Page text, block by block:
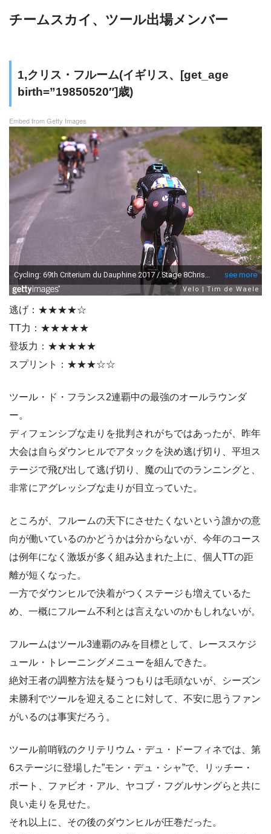
チームスカイ、ツール出場メンバー
1,クリス・フルーム(イギリス、[get_age
birth=”19850520″]歳)
Embed from Getty Images
逃げ：★★★★☆
TT力：★★★★★
登坂力：★★★★★
スプリント：★★★☆☆
ツール・ド・フランス2連覇中の最強のオールラウンダ
ー。
ディフェンシブな走りを批判されがちではあったが、昨年
大会は自らダウンヒルでアタックを決め逃げ切り、平坦ス
テージで飛び出して逃げ切り、魔の山でのランニングと、
非常にアグレッシブな走りが目立っていた。
ところが、フルームの天下にさせたくないという誰かの意
向が働いているのかどうかは分からないが、今年のコース
は例年になく激坂が多く組み込まれた上に、個人TTの距
離が短くなった。
一方でダウンヒルで決着がつくステージも増えているた
め、一概にフルーム不利とは言えないのかもしれないが。
フルームはツール3連覇のみを目標として、レーススケジ
ュール・トレーニングメニューを組んできた。
絶対王者の調整方法を疑うつもりは毛頭ないが、シーズン
未勝利でツールを迎えることに対して、不安に思うファン
がいるのは事実だろう。
ツール前哨戦のクリテリウム・デュ・ドーフィネでは、第
6ステージに登場した”モン・デュ・シャ”で、リッチー・
ポート、ファビオ・アル、ヤコブ・フグルサングらと共に
良い走りを見せた。
それ以上に、その後のダウンヒルが圧巻だった。